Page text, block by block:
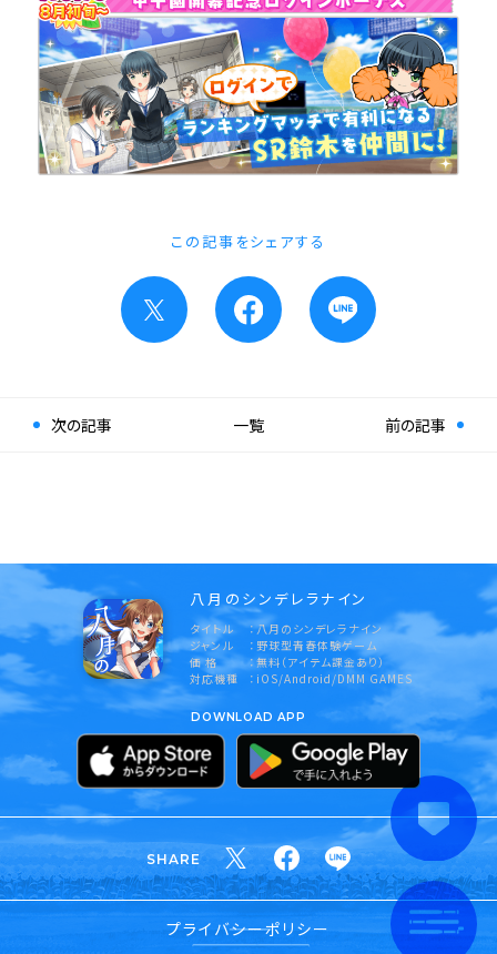
この記事をシェアする
次の記事 前の記事
一覧
八月のシンデレラナイン
タイトル
八月のシンデレラナイン
ジャンル
野球型青春体験ゲーム
価 格
無料（アイテム課金あり）
対応機種
iOS/Android/DMM GAMES
DOWNLOAD APP
SHARE
プライバシーポリシー